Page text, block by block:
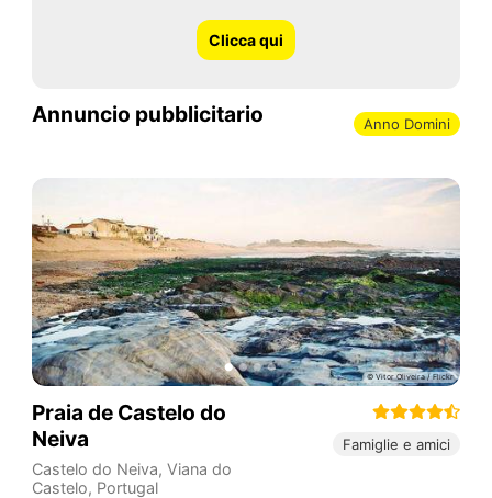
Clicca qui
Annuncio pubblicitario Anno Domini
Praia de Castelo do
Neiva
Castelo do Neiva, Viana do
Castelo, Portugal
Famiglie e amici